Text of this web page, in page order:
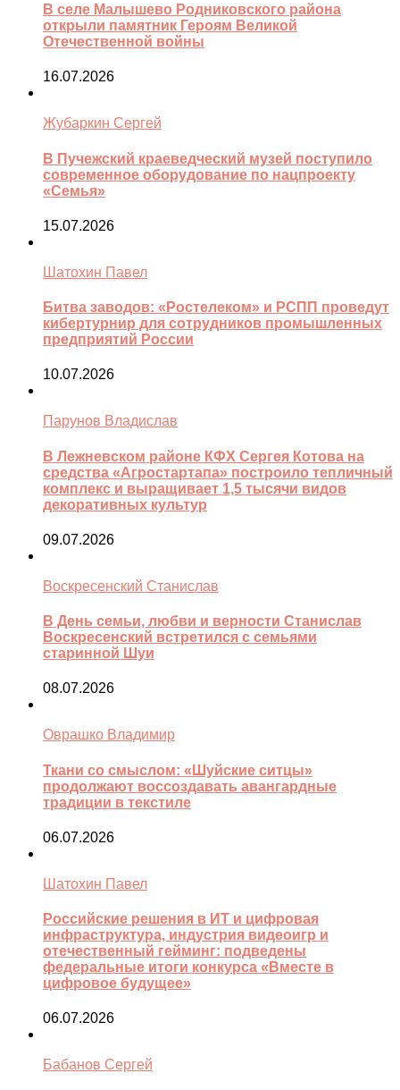
В селе Малышево Родниковского района
открыли памятник Героям Великой
Отечественной войны
16.07.2026
Жубаркин Сергей
В Пучежский краеведческий музей поступило
современное оборудование по нацпроекту
«Семья»
15.07.2026
Шатохин Павел
Битва заводов: «Ростелеком» и РСПП проведут
кибертурнир для сотрудников промышленных
предприятий России
10.07.2026
Парунов Владислав
В Лежневском районе КФХ Сергея Котова на
средства «Агростартапа» построило тепличный
комплекс и выращивает 1,5 тысячи видов
декоративных культур
09.07.2026
Воскресенский Станислав
В День семьи, любви и верности Станислав
Воскресенский встретился с семьями
старинной Шуи
08.07.2026
Оврашко Владимир
Ткани со смыслом: «Шуйские ситцы»
продолжают воссоздавать авангардные
традиции в текстиле
06.07.2026
Шатохин Павел
Российские решения в ИТ и цифровая
инфраструктура, индустрия видеоигр и
отечественный гейминг: подведены
федеральные итоги конкурса «Вместе в
цифровое будущее»
06.07.2026
Бабанов Сергей